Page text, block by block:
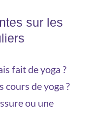
sur les
fait de yoga ?
cours de yoga ?
ou une